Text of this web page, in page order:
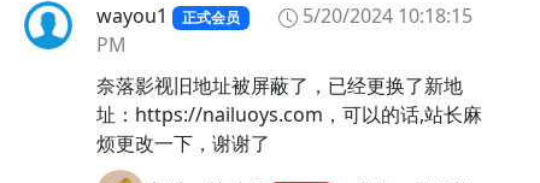
wayou1 正式会员
5/20/2024 10:18:15
PM
奈落影视旧地址被屏蔽了，已经更换了新地
址：https://nailuoys.com，可以的话,站长麻
烦更改一下，谢谢了